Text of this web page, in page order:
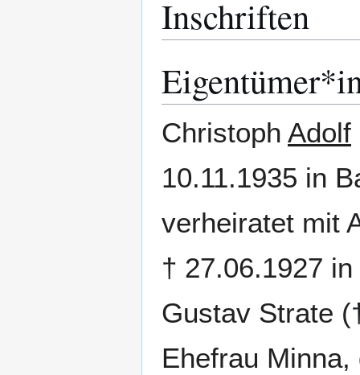
Inschriften
Christoph Adolf
10.11.1935 in
verheiratet mit
† 27.06.1927
Gustav Strate
Ehefrau